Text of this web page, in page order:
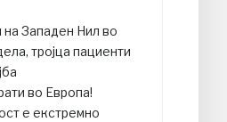
на Западен Нил во
тројца пациенти
во Европа!
е екстремно